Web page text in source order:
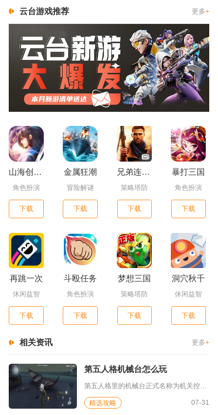
云台游戏推荐 更多+
山海创世录一剑天逆
角色扮演
下载
金属狂潮
冒险解谜
下载
兄弟连3：战争之子
策略塔防
下载
暴打三国
角色扮演
下载
再跳一次
休闲益智
下载
斗殴任务
角色扮演
下载
梦想三国
策略塔防
下载
洞穴秋千
休闲益智
下载
相关资讯 更多+
第五人格机械台怎么玩
第五人格里的机械台正式名称为机关控制台，是监管者疯眼的专属互...
精选攻略 07-31